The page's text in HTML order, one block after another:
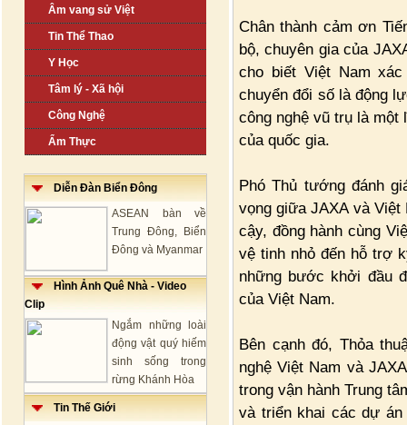
Âm vang sử Việt
Tin Thể Thao
Y Học
Tâm lý - Xã hội
Công Nghệ
Ẩm Thực
Diễn Đàn Biển Đông
ASEAN bàn về
Trung Đông, Biển
Đông và Myanmar
Hình Ảnh Quê Nhà - Video
Clip
Ngắm những loài
động vật quý hiếm
sinh sống trong
rừng Khánh Hòa
Tin Thế Giới
Chân thành cảm ơn
bộ, chuyên gia của
cho biết Việt Nam
chuyển đổi số là động
công nghệ vũ trụ là
của quốc gia.
Phó Thủ tướng đánh
vọng giữa JAXA và Việt
cậy, đồng hành cùng
vệ tinh nhỏ đến hỗ trợ
những bước khởi đầu
của Việt Nam.
Bên cạnh đó, Thỏa
nghệ Việt Nam và
trong vận hành Trung
và triển khai các dự án